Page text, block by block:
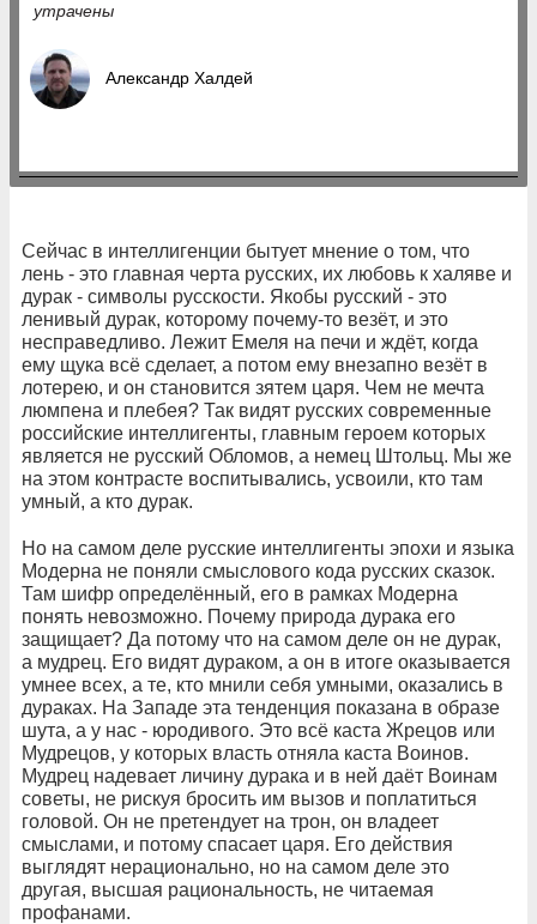
утрачены
Александр Халдей
Сейчас в интеллигенции бытует мнение о том, что
лень - это главная черта русских, их любовь к халяве и
дурак - символы русскости. Якобы русский - это
ленивый дурак, которому почему-то везёт, и это
несправедливо. Лежит Емеля на печи и ждёт, когда
ему щука всё сделает, а потом ему внезапно везёт в
лотерею, и он становится зятем царя. Чем не мечта
люмпена и плебея? Так видят русских современные
российские интеллигенты, главным героем которых
является не русский Обломов, а немец Штольц. Мы же
на этом контрасте воспитывались, усвоили, кто там
умный, а кто дурак.
Но на самом деле русские интеллигенты эпохи и языка
Модерна не поняли смыслового кода русских сказок.
Там шифр определённый, его в рамках Модерна
понять невозможно. Почему природа дурака его
защищает? Да потому что на самом деле он не дурак,
а мудрец. Его видят дураком, а он в итоге оказывается
умнее всех, а те, кто мнили себя умными, оказались в
дураках. На Западе эта тенденция показана в образе
шута, а у нас - юродивого. Это всё каста Жрецов или
Мудрецов, у которых власть отняла каста Воинов.
Мудрец надевает личину дурака и в ней даёт Воинам
советы, не рискуя бросить им вызов и поплатиться
головой. Он не претендует на трон, он владеет
смыслами, и потому спасает царя. Его действия
выглядят нерационально, но на самом деле это
другая, высшая рациональность, не читаемая
профанами.